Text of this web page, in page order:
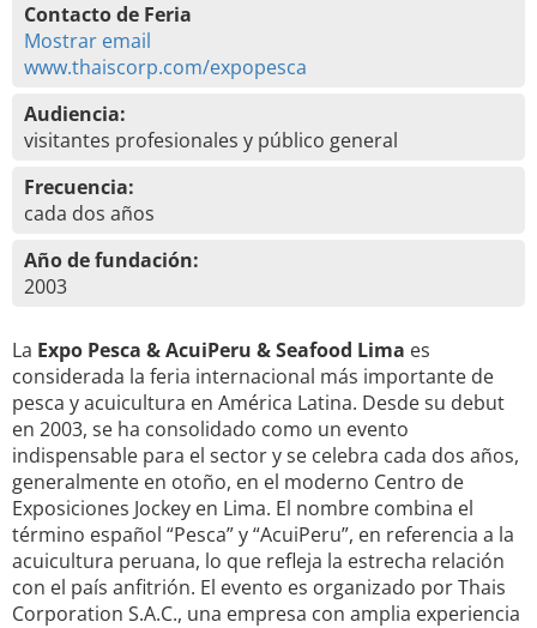
Contacto de Feria
Mostrar email
www.thaiscorp.com/expopesca
Audiencia:
visitantes profesionales y público general
Frecuencia:
cada dos años
Año de fundación:
2003
La Expo Pesca & AcuiPeru & Seafood Lima es
considerada la feria internacional más importante de
pesca y acuicultura en América Latina. Desde su debut
en 2003, se ha consolidado como un evento
indispensable para el sector y se celebra cada dos años,
generalmente en otoño, en el moderno Centro de
Exposiciones Jockey en Lima. El nombre combina el
término español “Pesca” y “AcuiPeru”, en referencia a la
acuicultura peruana, lo que refleja la estrecha relación
con el país anfitrión. El evento es organizado por Thais
Corporation S.A.C., una empresa con amplia experiencia